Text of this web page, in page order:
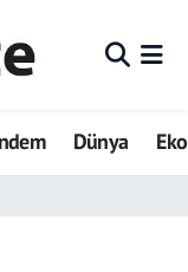
Dünya